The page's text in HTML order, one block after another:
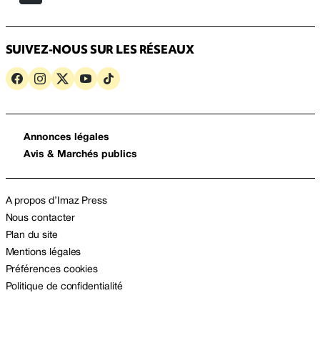
SUIVEZ-NOUS SUR LES RÉSEAUX
Annonces légales
Avis & Marchés publics
A propos d’Imaz Press
Nous contacter
Plan du site
Mentions légales
Préférences cookies
Politique de confidentialité